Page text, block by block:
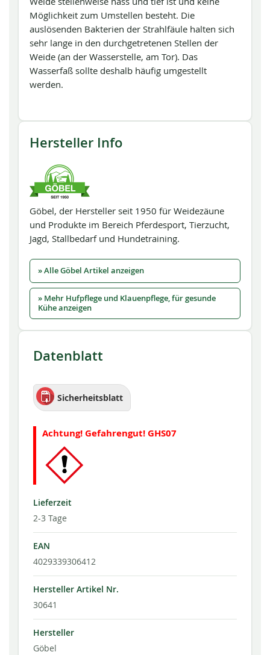
Möglichkeit zum Umstellen besteht. Die
auslösenden Bakterien der Strahlfäule halten sich
sehr lange in den durchgetretenen Stellen der
Weide (an der Wasserstelle, am Tor). Das
Wasserfaß sollte deshalb häufig umgestellt
werden.
Hersteller Info
Göbel, der Hersteller seit 1950 für Weidezäune
und Produkte im Bereich Pferdesport, Tierzucht,
Jagd, Stallbedarf und Hundetraining.
» Alle Göbel Artikel anzeigen
» Mehr Hufpflege und Klauenpflege, für gesunde
Kühe anzeigen
Datenblatt
Sicherheitsblatt
Achtung! Gefahrengut! GHS07
Lieferzeit
2-3 Tage
EAN
4029339306412
Hersteller Artikel Nr.
30641
Hersteller
Göbel